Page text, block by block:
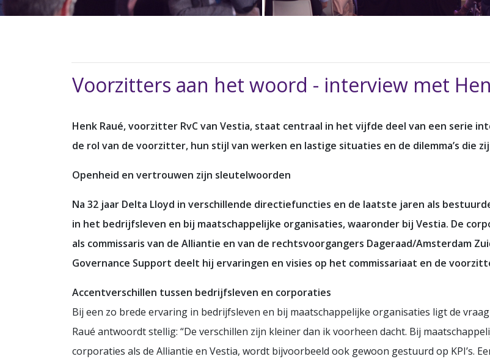
Voorzitters aan het woord - interview met
Henk Raué, voorzitter RvC van Vestia, staat centraal in het vijfde deel van een serie
de rol van de voorzitter, hun stijl van werken en lastige situaties en de dilemma’s die
Openheid en vertrouwen zijn sleutelwoorden
Na 32 jaar Delta Lloyd in verschillende directiefuncties en de laatste jaren als
in het bedrijfsleven en bij maatschappelijke organisaties, waaronder bij Vestia. De
als commissaris van de Alliantie en van de rechtsvoorgangers Dageraad/Amsterdam
Governance Support deelt hij ervaringen en visies op het commissariaat en de
Accentverschillen tussen bedrijfsleven en corporaties
Bij een zo brede ervaring in bedrijfsleven en bij maatschappelijke organisaties ligt de
Raué antwoordt stellig: “De verschillen zijn kleiner dan ik voorheen dacht. Bij
corporaties als de Alliantie en Vestia, wordt bijvoorbeeld ook gewoon gestuurd op KPI’s.